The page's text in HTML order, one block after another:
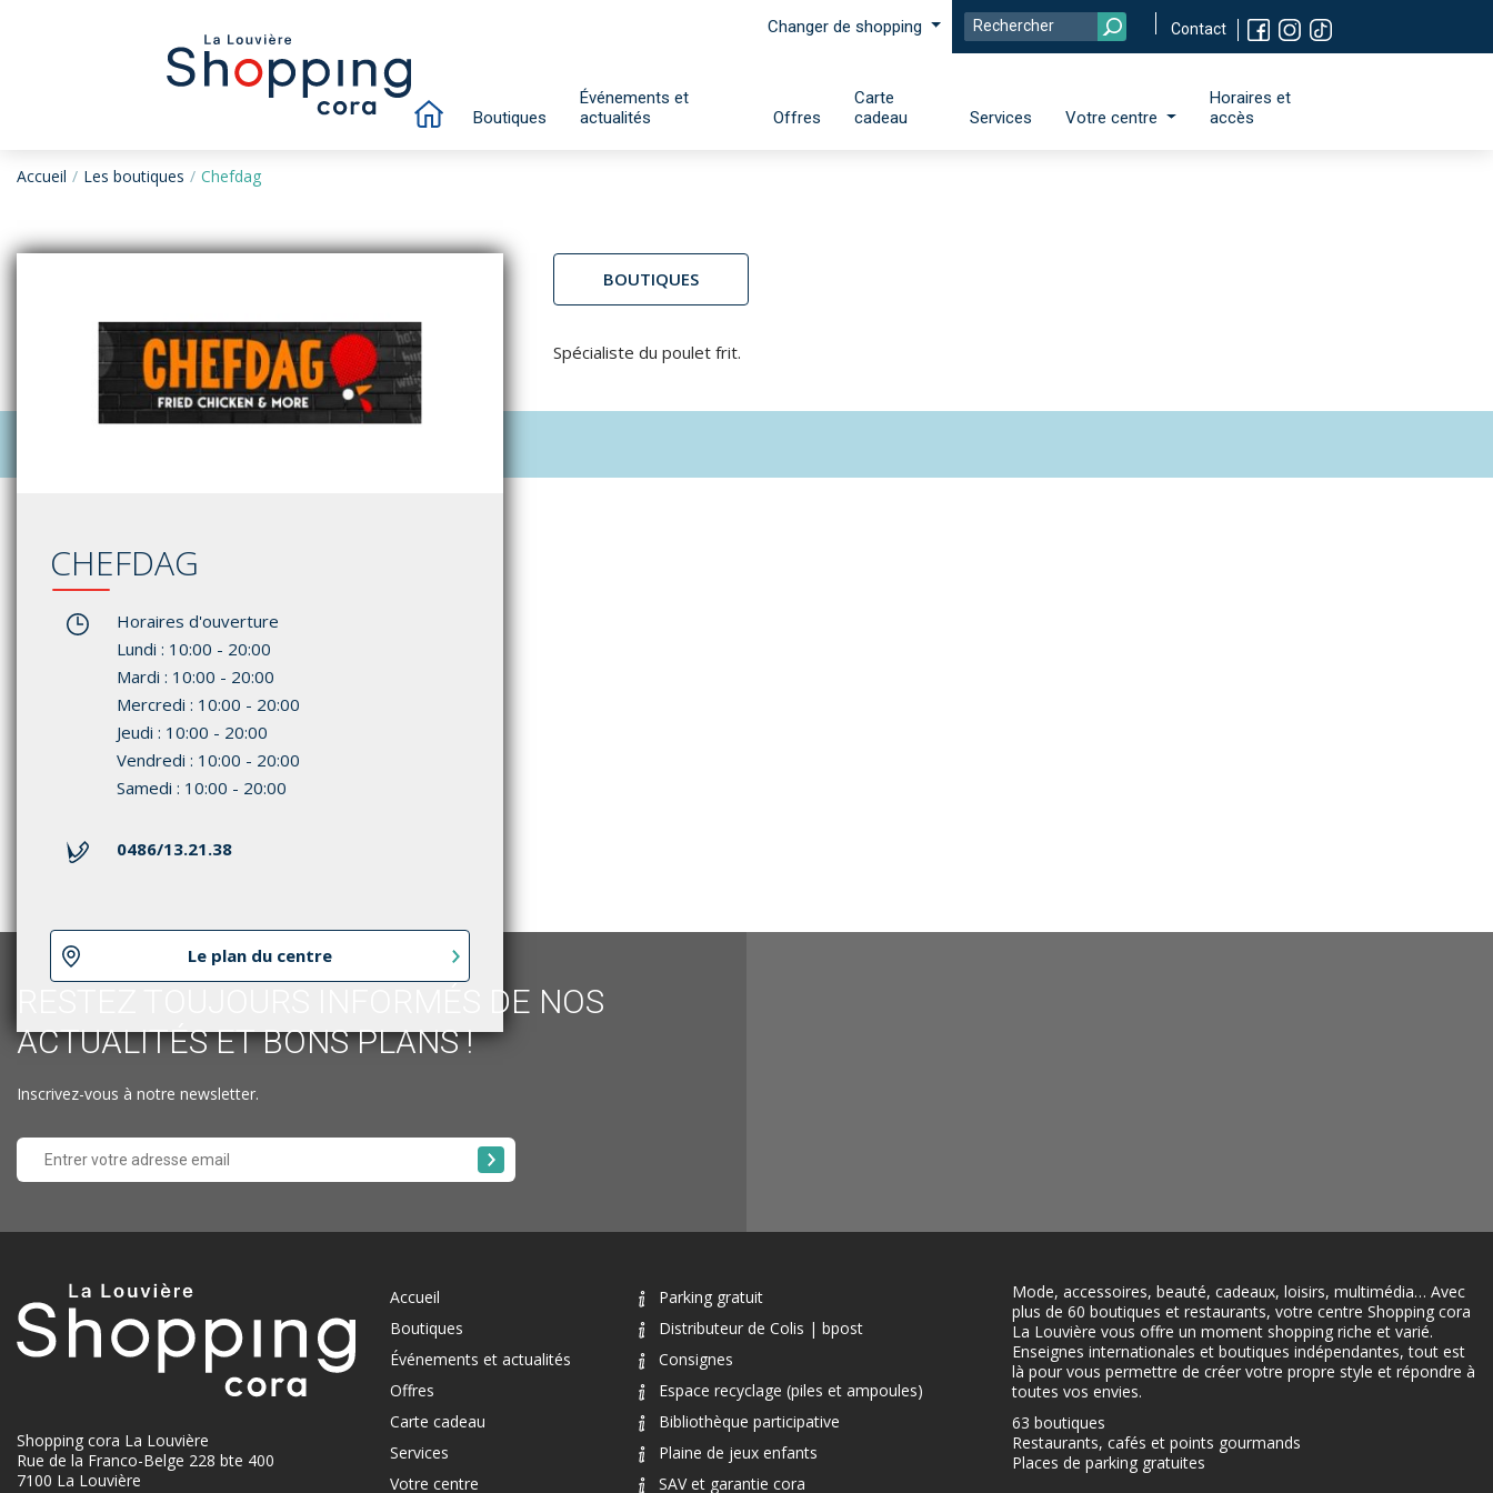
Changer de shopping Contact
Boutiques
Événements et
actualités
Offres
Carte
cadeau
Services Votre centre
Horaires et
accès
Accueil Les boutiques Chefdag
BOUTIQUES
Spécialiste du poulet frit.
CHEFDAG
Horaires d'ouverture
Lundi : 10:00 - 20:00
Mardi : 10:00 - 20:00
Mercredi : 10:00 - 20:00
Jeudi : 10:00 - 20:00
Vendredi : 10:00 - 20:00
Samedi : 10:00 - 20:00
0486/13.21.38
Le plan du centre
RESTEZ TOUJOURS INFORMÉS DE NOS
ACTUALITÉS ET BONS PLANS !
Inscrivez-vous à notre newsletter.
Shopping cora La Louvière
Rue de la Franco-Belge 228 bte 400
7100 La Louvière
Accueil
Boutiques
Événements et actualités
Offres
Carte cadeau
Services
Votre centre
Parking gratuit
Distributeur de Colis | bpost
Consignes
Espace recyclage (piles et ampoules)
Bibliothèque participative
Plaine de jeux enfants
SAV et garantie cora
Mode, accessoires, beauté, cadeaux, loisirs, multimédia… Avec
plus de 60 boutiques et restaurants, votre centre Shopping cora
La Louvière vous offre un moment shopping riche et varié.
Enseignes internationales et boutiques indépendantes, tout est
là pour vous permettre de créer votre propre style et répondre à
toutes vos envies.
63 boutiques
Restaurants, cafés et points gourmands
Places de parking gratuites